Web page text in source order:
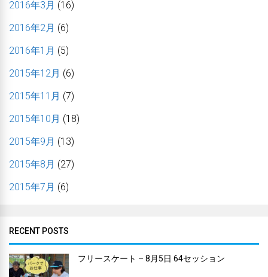
2016年3月 (16)
2016年2月 (6)
2016年1月 (5)
2015年12月 (6)
2015年11月 (7)
2015年10月 (18)
2015年9月 (13)
2015年8月 (27)
2015年7月 (6)
RECENT POSTS
フリースケート – 8月5日 64セッション